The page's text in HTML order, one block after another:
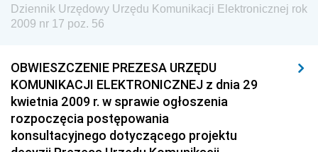
Dziennik Urzędowy Ministerstwa Komunikacji
Dziennik Urzędowy Ministerstwa Rolnictwa i
Dziennik Urzędowy Ministra Rodziny, Pracy i Polityki
Społecznej
Dziennik Urzędowy Urzędu Komunikacji Elektronicznej rok
2009 nr 17 poz. 56
OBWIESZCZENIE PREZESA URZĘDU
KOMUNIKACJI ELEKTRONICZNEJ z dnia 29
kwietnia 2009 r. w sprawie ogłoszenia
rozpoczęcia postępowania
konsultacyjnego dotyczącego projektu